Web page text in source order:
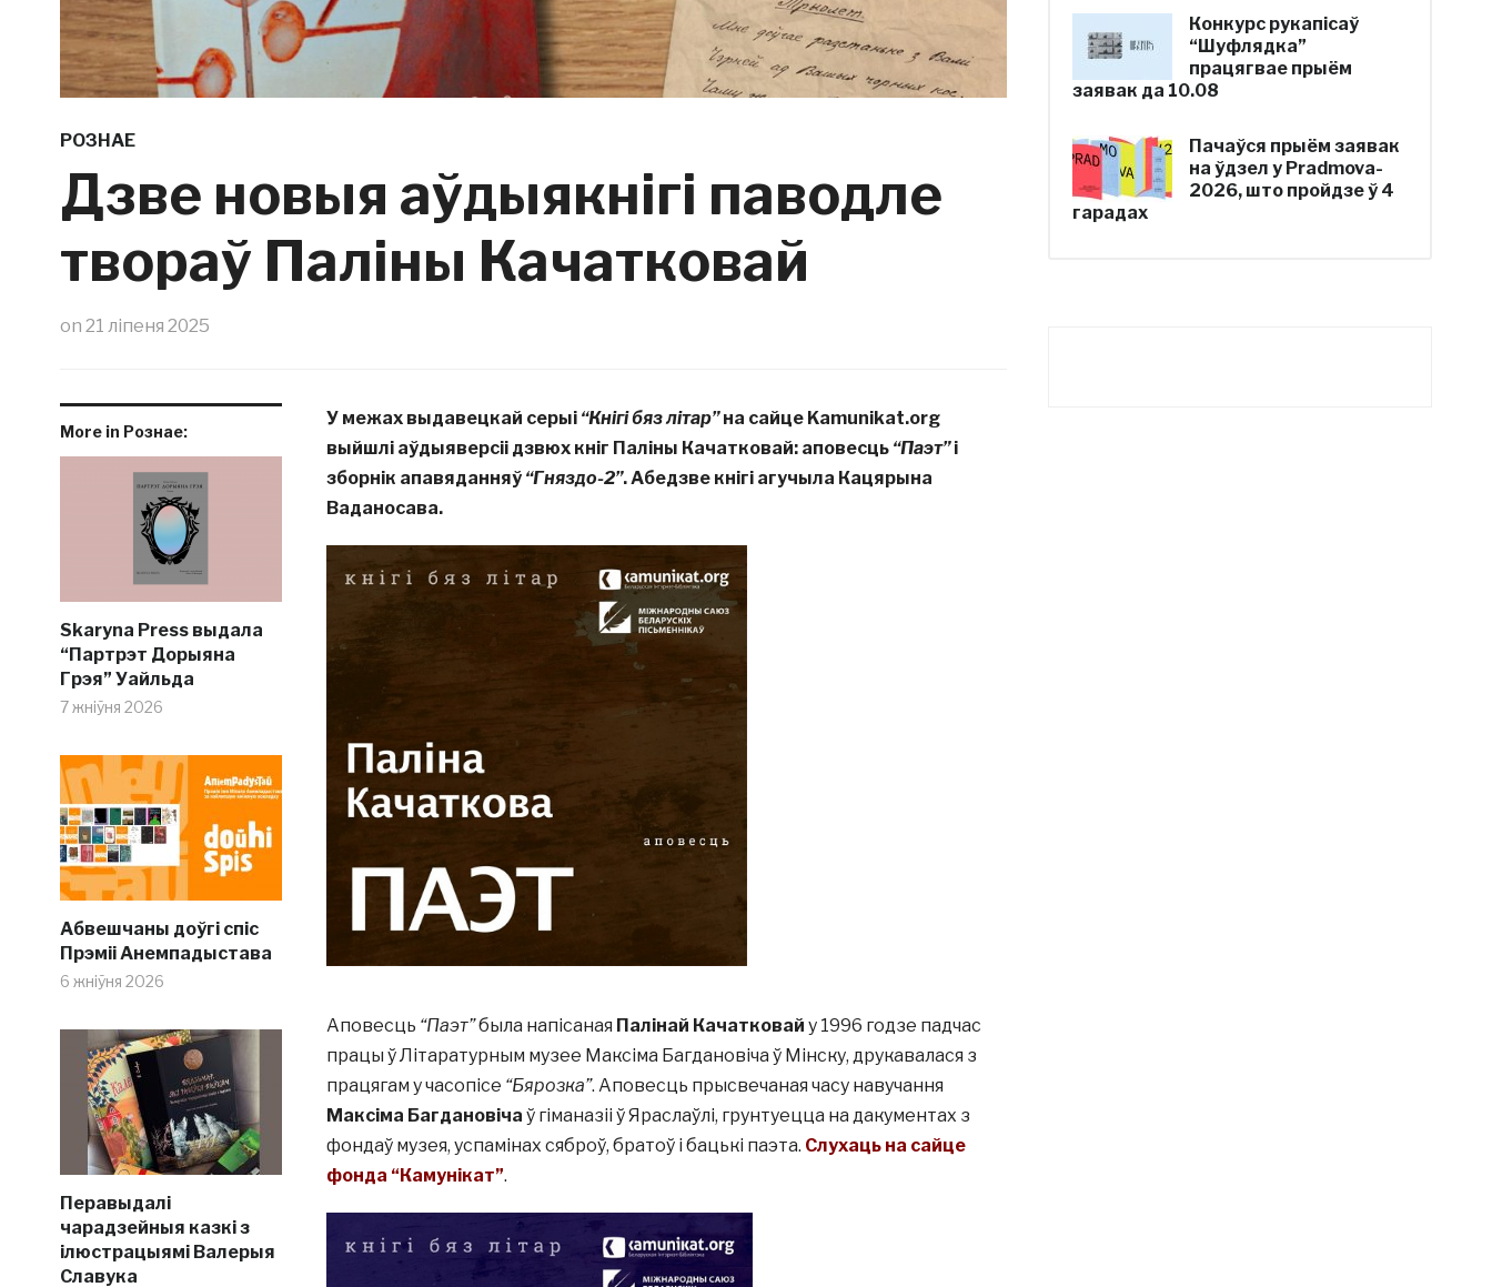
РОЗНАЕ
Дзве новыя аўдыякнігі паводле
твораў Паліны Качатковай
on 21 ліпеня 2025
More in Рознае:
Skaryna Press выдала
“Партрэт Дорыяна
Грэя” Уайльда
7 жніўня 2026
Абвешчаны доўгі спіс
Прэміі Анемпадыстава
6 жніўня 2026
Перавыдалі
чарадзейныя казкі з
ілюстрацыямі Валерыя
Славука
У межах выдавецкай серыі “Кнігі бяз літар”на сайце Kamunikat.org
выйшлі аўдыяверсіі дзвюх кніг Паліны Качатковай: аповесць “Паэт”і
зборнік апавяданняў “Гняздо-2”. Абедзве кнігі агучыла Кацярына
Ваданосава.
Аповесць “Паэт”была напісаная Палінай Качатковай у 1996 годзе падчас
працы ў Літаратурным музее Максіма Багдановіча ў Мінску, друкавалася з
працягам у часопісе “Бярозка”. Аповесць прысвечаная часу навучання
Максіма Багдановіча ў гіманазіі ў Яраслаўлі, грунтуецца на дакументах з
фондаў музея, успамінах сяброў, братоў і бацькі паэта. Слухаць на сайце
фонда “Камунікат”.
Конкурс рукапісаў
“Шуфлядка”
працягвае прыём
заявак да 10.08
Пачаўся прыём заявак
на ўдзел у Pradmova-
2026, што пройдзе ў 4
гарадах